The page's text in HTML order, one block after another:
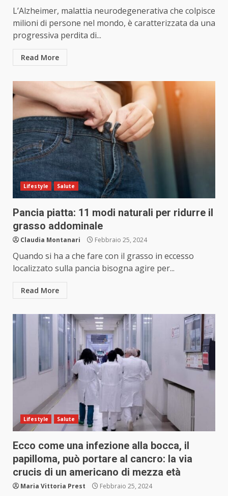
L’Alzheimer, malattia neurodegenerativa che colpisce
milioni di persone nel mondo, è caratterizzata da una
progressiva perdita di...
Read More
Lifestyle Salute
Pancia piatta: 11 modi naturali per ridurre il
grasso addominale
Claudia Montanari Febbraio 25, 2024
Quando si ha a che fare con il grasso in eccesso
localizzato sulla pancia bisogna agire per...
Read More
Lifestyle Salute
Ecco come una infezione alla bocca, il
papilloma, può portare al cancro: la via
crucis di un americano di mezza età
Maria Vittoria Prest Febbraio 25, 2024